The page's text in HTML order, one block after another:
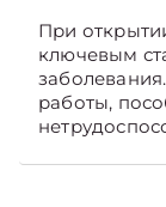
экономике
При
ключевым
работы,